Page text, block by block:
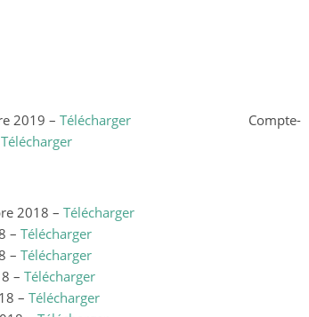
2019 – Télécharger
Compte-
Télécharger
2018 – Télécharger
– Télécharger
– Télécharger
– Télécharger
– Télécharger